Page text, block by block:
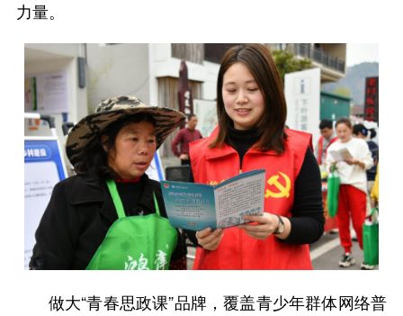
力量。
做大“青春思政课”品牌，覆盖青少年群体网络普